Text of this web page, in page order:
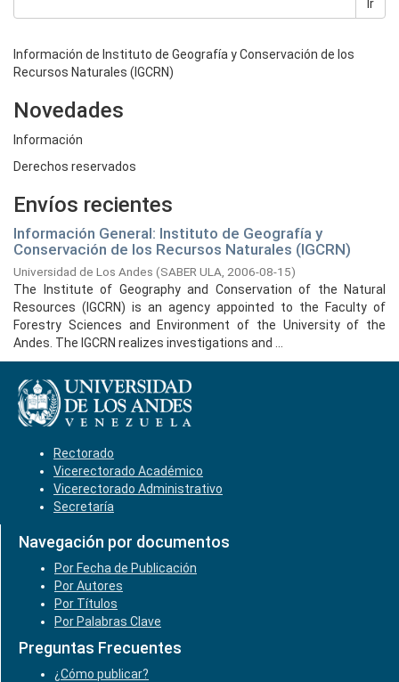
Ir
Información de Instituto de Geografía y Conservación de los
Recursos Naturales (IGCRN)
Novedades
Información
Derechos reservados
Envíos recientes
Información General: Instituto de Geografía y
Conservación de los Recursos Naturales (IGCRN)
Universidad de Los Andes (SABER ULA, 2006-08-15)
The Institute of Geography and Conservation of the Natural
Resources (IGCRN) is an agency appointed to the Faculty of
Forestry Sciences and Environment of the University of the
Andes. The IGCRN realizes investigations and ...
Rectorado
Vicerectorado Académico
Vicerectorado Administrativo
Secretaría
Navegación por documentos
Por Fecha de Publicación
Por Autores
Por Títulos
Por Palabras Clave
Preguntas Frecuentes
¿Cómo publicar?